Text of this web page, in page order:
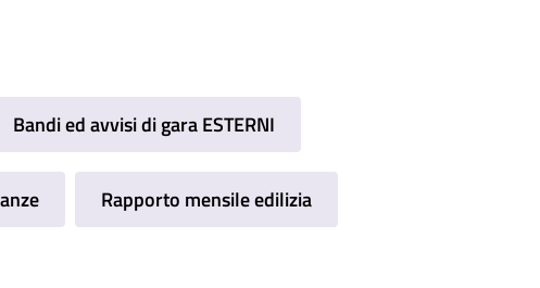
Bandi ed avvisi di gara ESTERNI
Rapporto mensile edilizia